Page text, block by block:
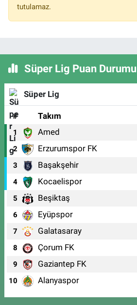
tutulamaz.
Süper Lig Puan Durumu
Süper Lig
# Takım
1 Amed
2 Erzurumspor FK
3 Başakşehir
4 Kocaelispor
5 Beşiktaş
6 Eyüpspor
7 Galatasaray
8 Çorum FK
9 Gaziantep FK
10 Alanyaspor